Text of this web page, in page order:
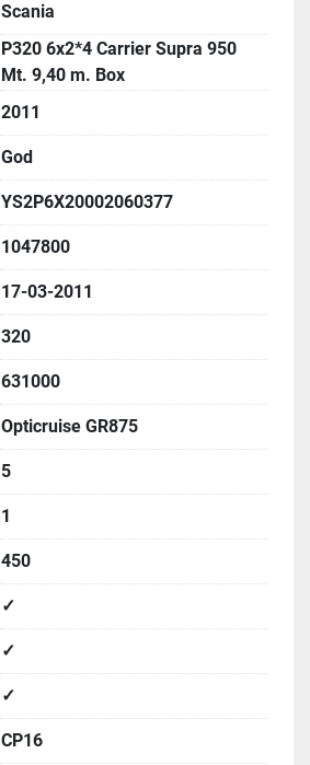
Scania
P320 6x2*4 Carrier Supra 950
Mt. 9,40 m. Box
2011
God
YS2P6X20002060377
1047800
17-03-2011
320
631000
Opticruise GR875
5
1
450
✓
✓
✓
CP16